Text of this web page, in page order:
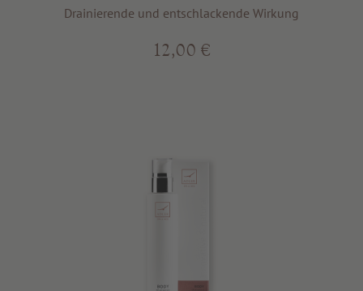
Drainierende und entschlackende Wirkung
12,00 €